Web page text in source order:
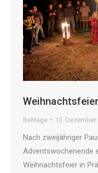
Beiträge 13. Dezember
Nach zweijähriger
Adventswochenende
Weihnachtsfeier in